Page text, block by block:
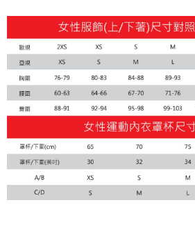
每筆NT$100，滿NT$1,800(含以上)免運費
宅配(離島恕不配送)
每筆NT$150，滿NT$1,800(含以上)免運費
宅配貨到付款(離島恕不配送)
每筆NT$180